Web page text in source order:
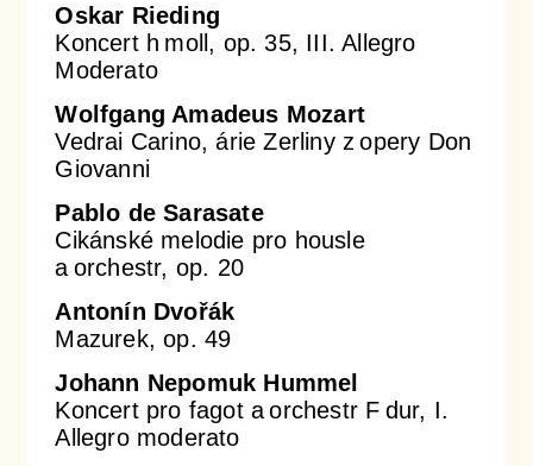
Oskar Rieding
Koncert h moll, op. 35, III. Allegro
Moderato
Wolfgang Amadeus Mozart
Vedrai Carino, árie Zerliny z opery Don
Giovanni
Pablo de Sarasate
Cikánské melodie pro housle
a orchestr, op. 20
Antonín Dvořák
Mazurek, op. 49
Johann Nepomuk Hummel
Koncert pro fagot a orchestr F dur, I.
Allegro moderato